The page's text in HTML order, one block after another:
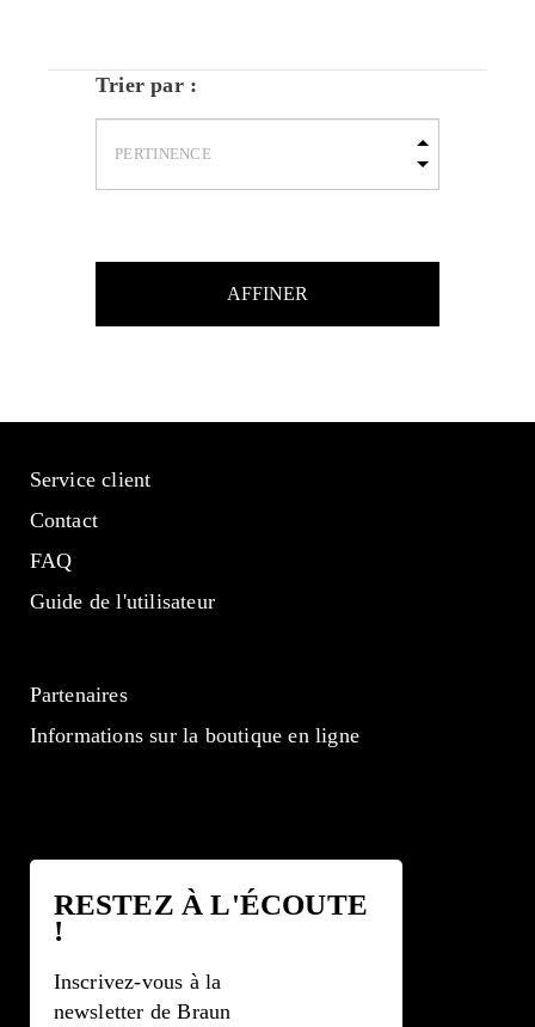
Trier par :
AFFINER
Service client
Contact
FAQ
Guide de l'utilisateur
Partenaires
Informations sur la boutique en ligne
RESTEZ À L'ÉCOUTE
!
Inscrivez-vous à la
newsletter de Braun